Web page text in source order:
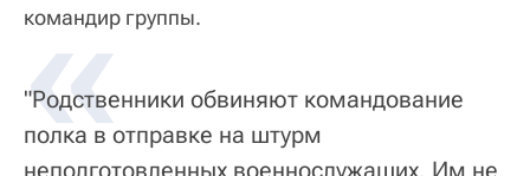
командир группы.
«
"Родственники обвиняют командование
полка в отправке на штурм
неподготовленных военнослужащих. Им не